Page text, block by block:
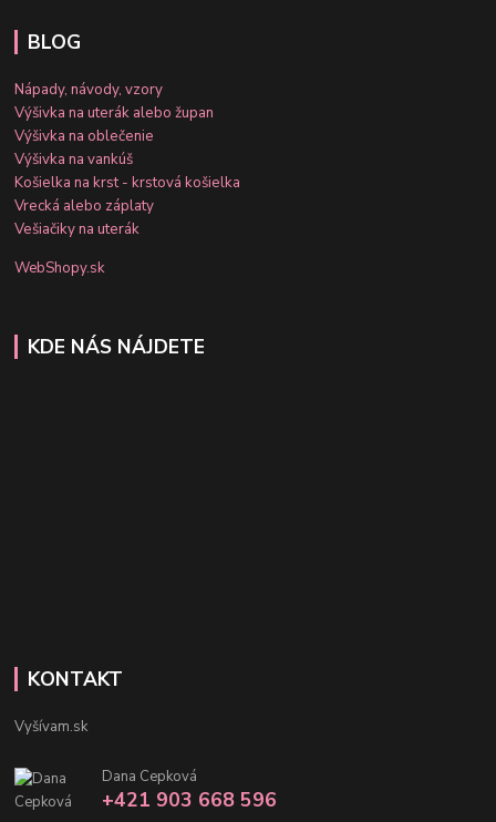
BLOG
Nápady, návody, vzory
Výšivka na uterák alebo župan
Výšivka na oblečenie
Výšivka na vankúš
Košielka na krst - krstová košielka
Vrecká alebo záplaty
Vešiačiky na uterák
WebShopy.sk
KDE NÁS NÁJDETE
KONTAKT
Vyšívam.sk
Dana Cepková
+421 903 668 596